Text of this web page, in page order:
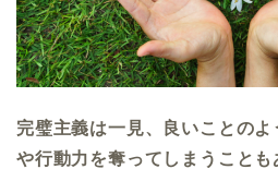
完璧主義は一見、良いことの
や行動力を奪ってしまうこと